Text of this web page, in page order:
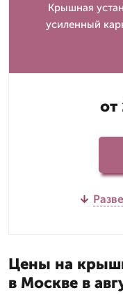
Крышная
усиленный
от
Цены на
в Москве в